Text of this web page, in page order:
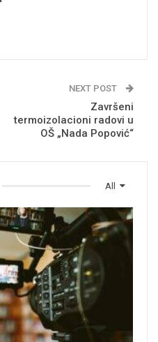
NEXT POST
Završeni
termoizolacioni radovi u
OŠ „Nada Popović“
All